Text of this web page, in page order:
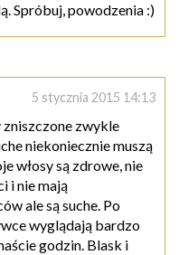
Spróbuj, powodzenia :)
5 stycznia 2015 14:13
zniszczone zwykle
niekoniecznie muszą
włosy są zdrowe, nie
i nie mają
ale są suche. Po
wyglądają bardzo
godzin. Blask i